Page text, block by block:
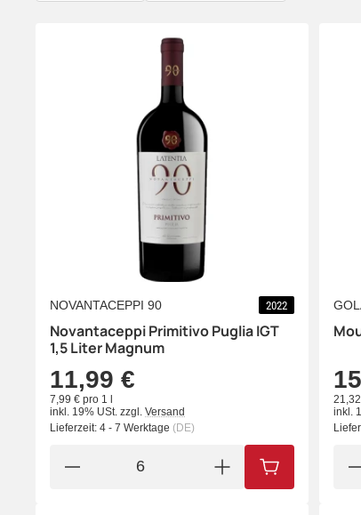
NOVANTACEPPI 90 2022
Novantaceppi Primitivo Puglia IGT
1,5 Liter Magnum
11,99 €
7,99 € pro 1 l
inkl. 19% USt. zzgl. Versand
Lieferzeit: 4 - 7 Werktage (DE)
IN DEN
inkl.